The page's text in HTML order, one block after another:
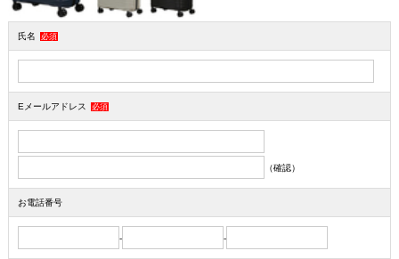
氏名 必須
Eメールアドレス 必須
（確認）
お電話番号
- -